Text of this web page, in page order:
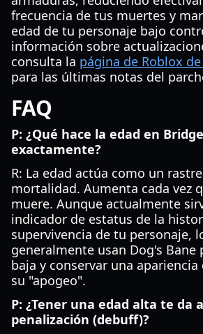
frecuencia de tus muertes y
edad de tu personaje bajo
información sobre
consulta la página de Roblox
para las últimas notas del
FAQ
P: ¿Qué hace la edad en
exactamente?
R: La edad actúa como un
mortalidad. Aumenta cada vez
muere. Aunque actualmente
indicador de estatus de la
supervivencia de tu personaje,
generalmente usan Dog's Bane
baja y conservar una
su "apogeo".
P: ¿Tener una edad alta te da
penalización (debuff)?